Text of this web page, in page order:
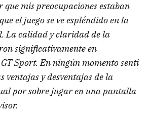
mis preocupaciones estaban
el juego se ve espléndido en la
La calidad y claridad de la
significativamente en
Sport. En ningún momento sentí
ventajas y desventajas de la
por sobre jugar en una pantalla